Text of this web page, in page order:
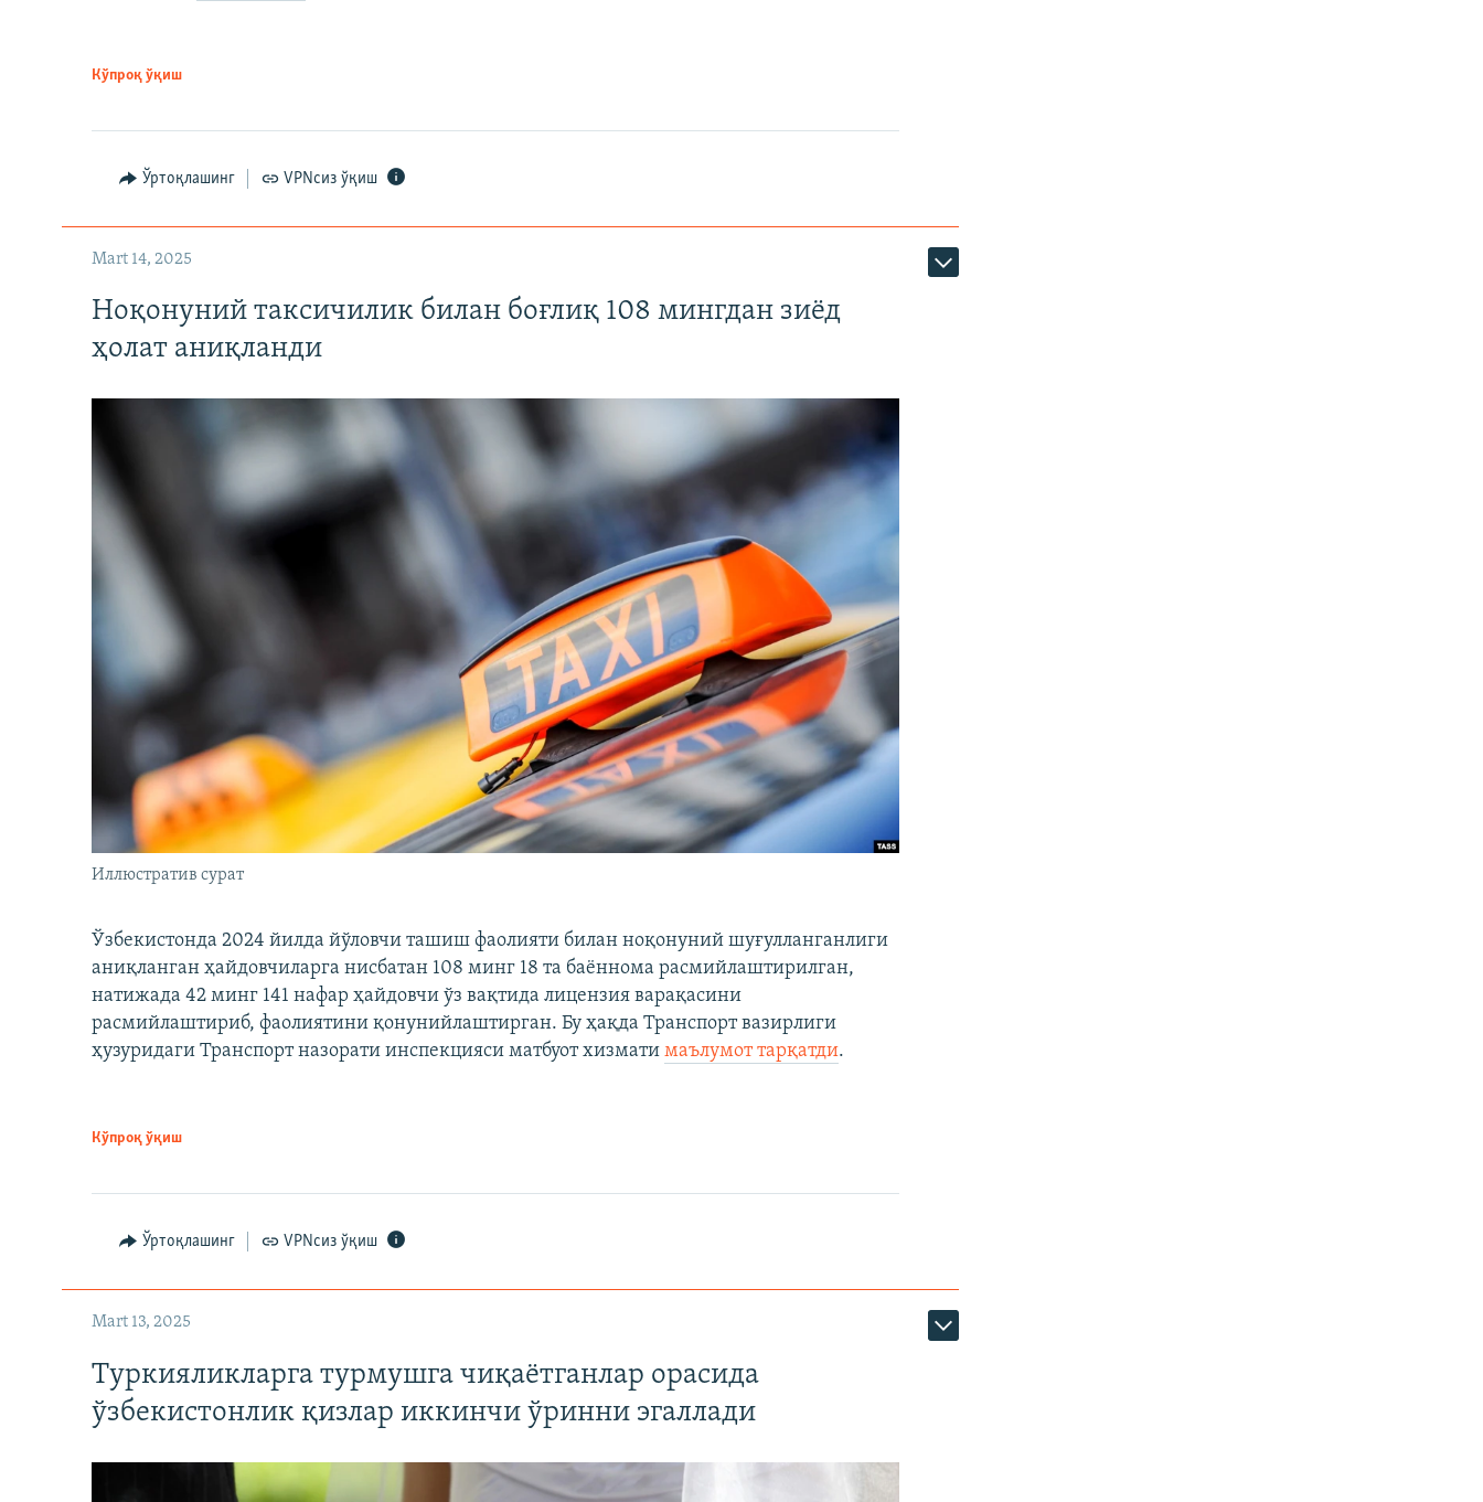
Кўпроқ ўқиш
Ўртоқлашинг VPNсиз ўқиш
Mart 14, 2025
Ноқонуний таксичилик билан боғлиқ 108 мингдан зиёд
ҳолат аниқланди
Иллюстратив сурат
Ўзбекистонда 2024 йилда йўловчи ташиш фаолияти билан ноқонуний шуғулланганлиги
аниқланган ҳайдовчиларга нисбатан 108 минг 18 та баённома расмийлаштирилган,
натижада 42 минг 141 нафар ҳайдовчи ўз вақтида лицензия варақасини
расмийлаштириб, фаолиятини қонунийлаштирган. Бу ҳақда Транспорт вазирлиги
ҳузуридаги Транспорт назорати инспекцияси матбуот хизмати маълумот тарқатди.
Кўпроқ ўқиш
Ўртоқлашинг VPNсиз ўқиш
Mart 13, 2025
Туркияликларга турмушга чиқаётганлар орасида
ўзбекистонлик қизлар иккинчи ўринни эгаллади